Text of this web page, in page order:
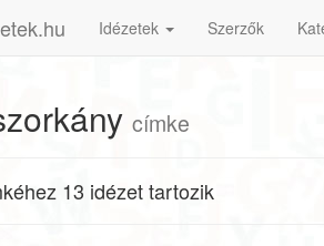
Idézetek Szerzők
címke
13 idézet tartozik